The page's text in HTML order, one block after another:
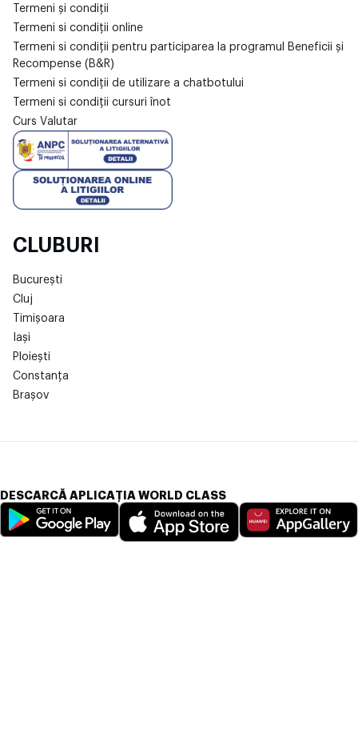
Termeni și condiții
Termeni si condiții online
Termeni si condiții pentru participarea la programul Beneficii și
Recompense (B&R)
Termeni si condiții de utilizare a chatbotului
Termeni si condiții cursuri înot
Curs Valutar
CLUBURI
București
Cluj
Timișoara
Iași
Ploiești
Constanța
Brașov
DESCARCĂ APLICAȚIA WORLD CLASS